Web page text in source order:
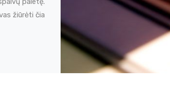
žiūrėti čia